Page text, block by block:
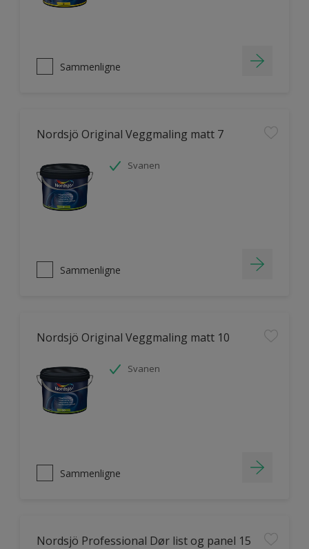
Sammenligne
Nordsjö Original Veggmaling matt 7
Svanen
Sammenligne
Nordsjö Original Veggmaling matt 10
Svanen
Sammenligne
Nordsjö Professional Dør list og panel 15